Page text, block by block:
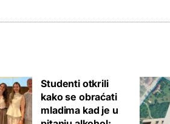
Studenti otkrili
kako se obraćati
mladima kad je u